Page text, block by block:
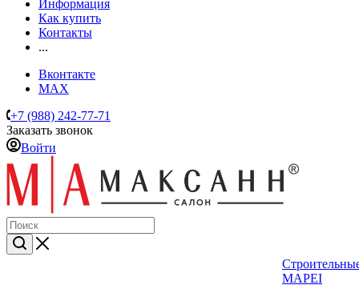
Информация
Как купить
Контакты
...
Вконтакте
MAX
+7 (988) 242-77-71
Заказать звонок
Войти
MAPEI